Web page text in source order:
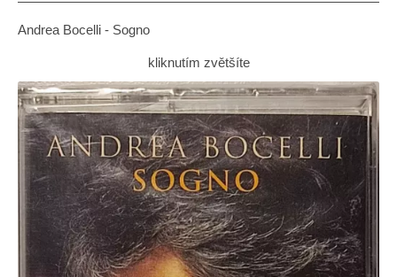
Andrea Bocelli - Sogno
kliknutím zvětšíte